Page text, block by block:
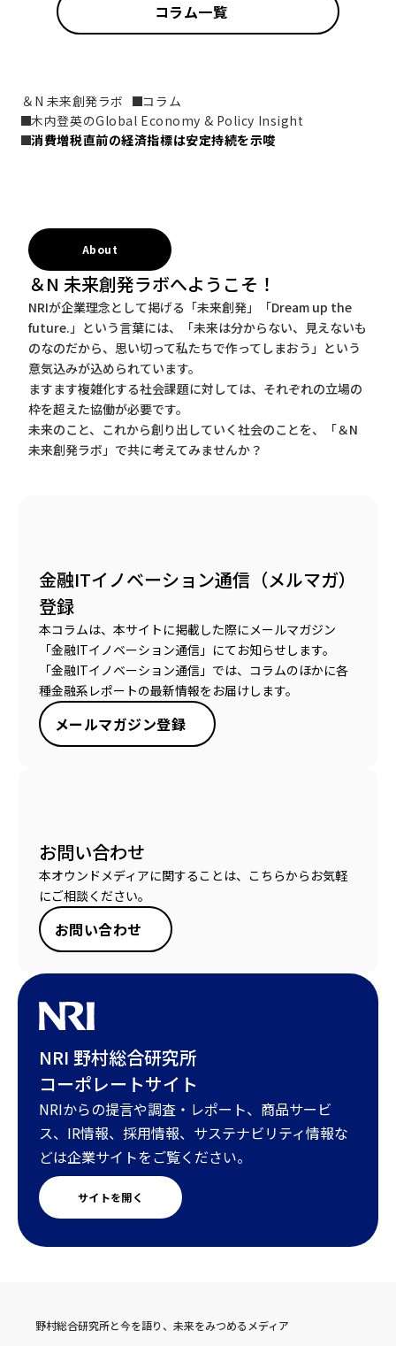
コラム一覧
＆N 未来創発ラボ
コラム
木内登英のGlobal Economy & Policy Insight
消費増税直前の経済指標は安定持続を示唆
About
＆N 未来創発ラボへようこそ！
NRIが企業理念として掲げる「未来創発」「Dream up the
future.」という言葉には、「未来は分からない、見えないも
のなのだから、思い切って私たちで作ってしまおう」という
意気込みが込められています。
ますます複雑化する社会課題に対しては、それぞれの立場の
枠を超えた協働が必要です。
未来のこと、これから創り出していく社会のことを、「＆N
未来創発ラボ」で共に考えてみませんか？
金融ITイノベーション通信（メルマガ）
登録
本コラムは、本サイトに掲載した際にメールマガジン
「金融ITイノベーション通信」にてお知らせします。
「金融ITイノベーション通信」では、コラムのほかに各
種金融系レポートの最新情報をお届けします。
メールマガジン登録
お問い合わせ
本オウンドメディアに関することは、こちらからお気軽
にご相談ください。
お問い合わせ
NRI 野村総合研究所
コーポレートサイト
NRIからの提言や調査・レポート、商品サービ
ス、IR情報、採用情報、サステナビリティ情報な
どは企業サイトをご覧ください。
サイトを開く
野村総合研究所と今を語り、未来をみつめるメディア